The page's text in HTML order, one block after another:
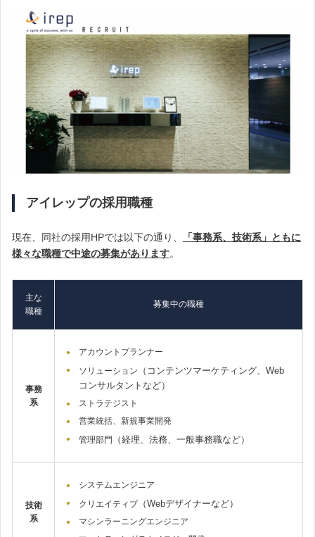
アイレップの採用職種
現在、同社の採用HPでは以下の通り、
「事務系、技術系」ともに
様々な職種で中途の募集があります。
主な
職種
募集中の職種
事務
系
アカウントプランナー
ソリューション
（コンテンツマーケティング、Web
コンサルタントなど）
ストラテジスト
営業統括、新規事業開発
管理部門
（経理、法務、一般事務職など）
技術
系
システムエンジニア
クリエイティブ （Webデザイナーなど）
マシンラーニングエンジニア